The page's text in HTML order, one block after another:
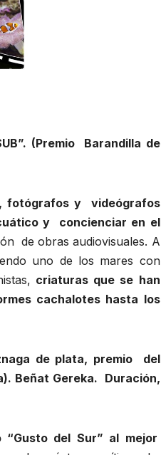
(Premio Barandilla de
fotógrafos y
videógrafos
y
concienciar en el
de obras audiovisuales. A
uno de los mares con
criaturas que se han
cachalotes hasta los
de plata, premio del
Beñat Gereka. Duración,
del Sur” al mejor